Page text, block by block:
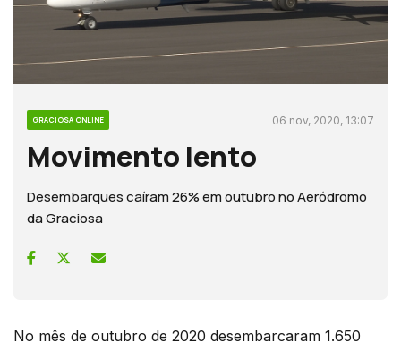
GRACIOSA ONLINE 06 nov, 2020, 13:07
Movimento lento
Desembarques caíram 26% em outubro no Aeródromo
da Graciosa
No mês de outubro de 2020 desembarcaram 1.650